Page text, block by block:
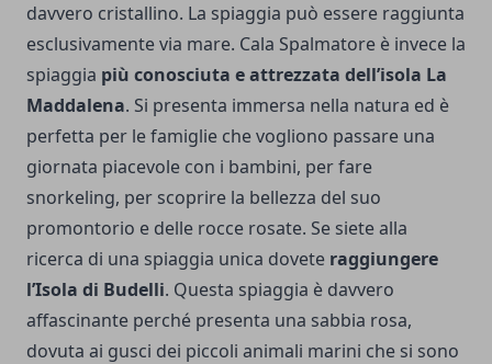
davvero cristallino. La spiaggia può essere raggiunta
esclusivamente via mare. Cala Spalmatore è invece la
spiaggia più conosciuta e attrezzata dell’isola La
Maddalena. Si presenta immersa nella natura ed è
perfetta per le famiglie che vogliono passare una
giornata piacevole con i bambini, per fare
snorkeling, per scoprire la bellezza del suo
promontorio e delle rocce rosate. Se siete alla
ricerca di una spiaggia unica dovete raggiungere
l’Isola di Budelli. Questa spiaggia è davvero
affascinante perché presenta una sabbia rosa,
dovuta ai gusci dei piccoli animali marini che si sono